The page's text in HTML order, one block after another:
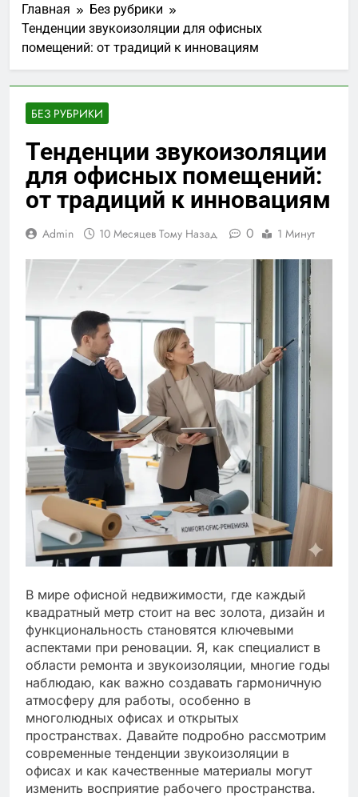
Главная
Без рубрики
Тенденции звукоизоляции для офисных
помещений: от традиций к инновациям
БЕЗ РУБРИКИ
Тенденции звукоизоляции
для офисных помещений:
от традиций к инновациям
Admin 10 Месяцев Тому Назад 0 1 Минут
В мире офисной недвижимости, где каждый
квадратный метр стоит на вес золота, дизайн и
функциональность становятся ключевыми
аспектами при реновации. Я, как специалист в
области ремонта и звукоизоляции, многие годы
наблюдаю, как важно создавать гармоничную
атмосферу для работы, особенно в
многолюдных офисах и открытых
пространствах. Давайте подробно рассмотрим
современные тенденции звукоизоляции в
офисах и как качественные материалы могут
изменить восприятие рабочего пространства.